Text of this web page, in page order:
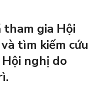
tham gia Hội
tìm kiếm cứu
nghị do